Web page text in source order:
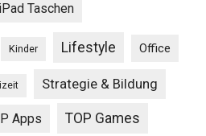
iPad Taschen
Kinder Lifestyle Office
Strategie & Bildung
Apps TOP Games